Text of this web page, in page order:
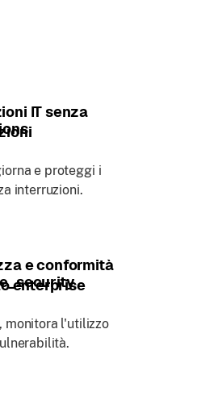
IT senza
e proteggi i
interruzioni.
e conformità
enterprise
monitora l'utilizzo